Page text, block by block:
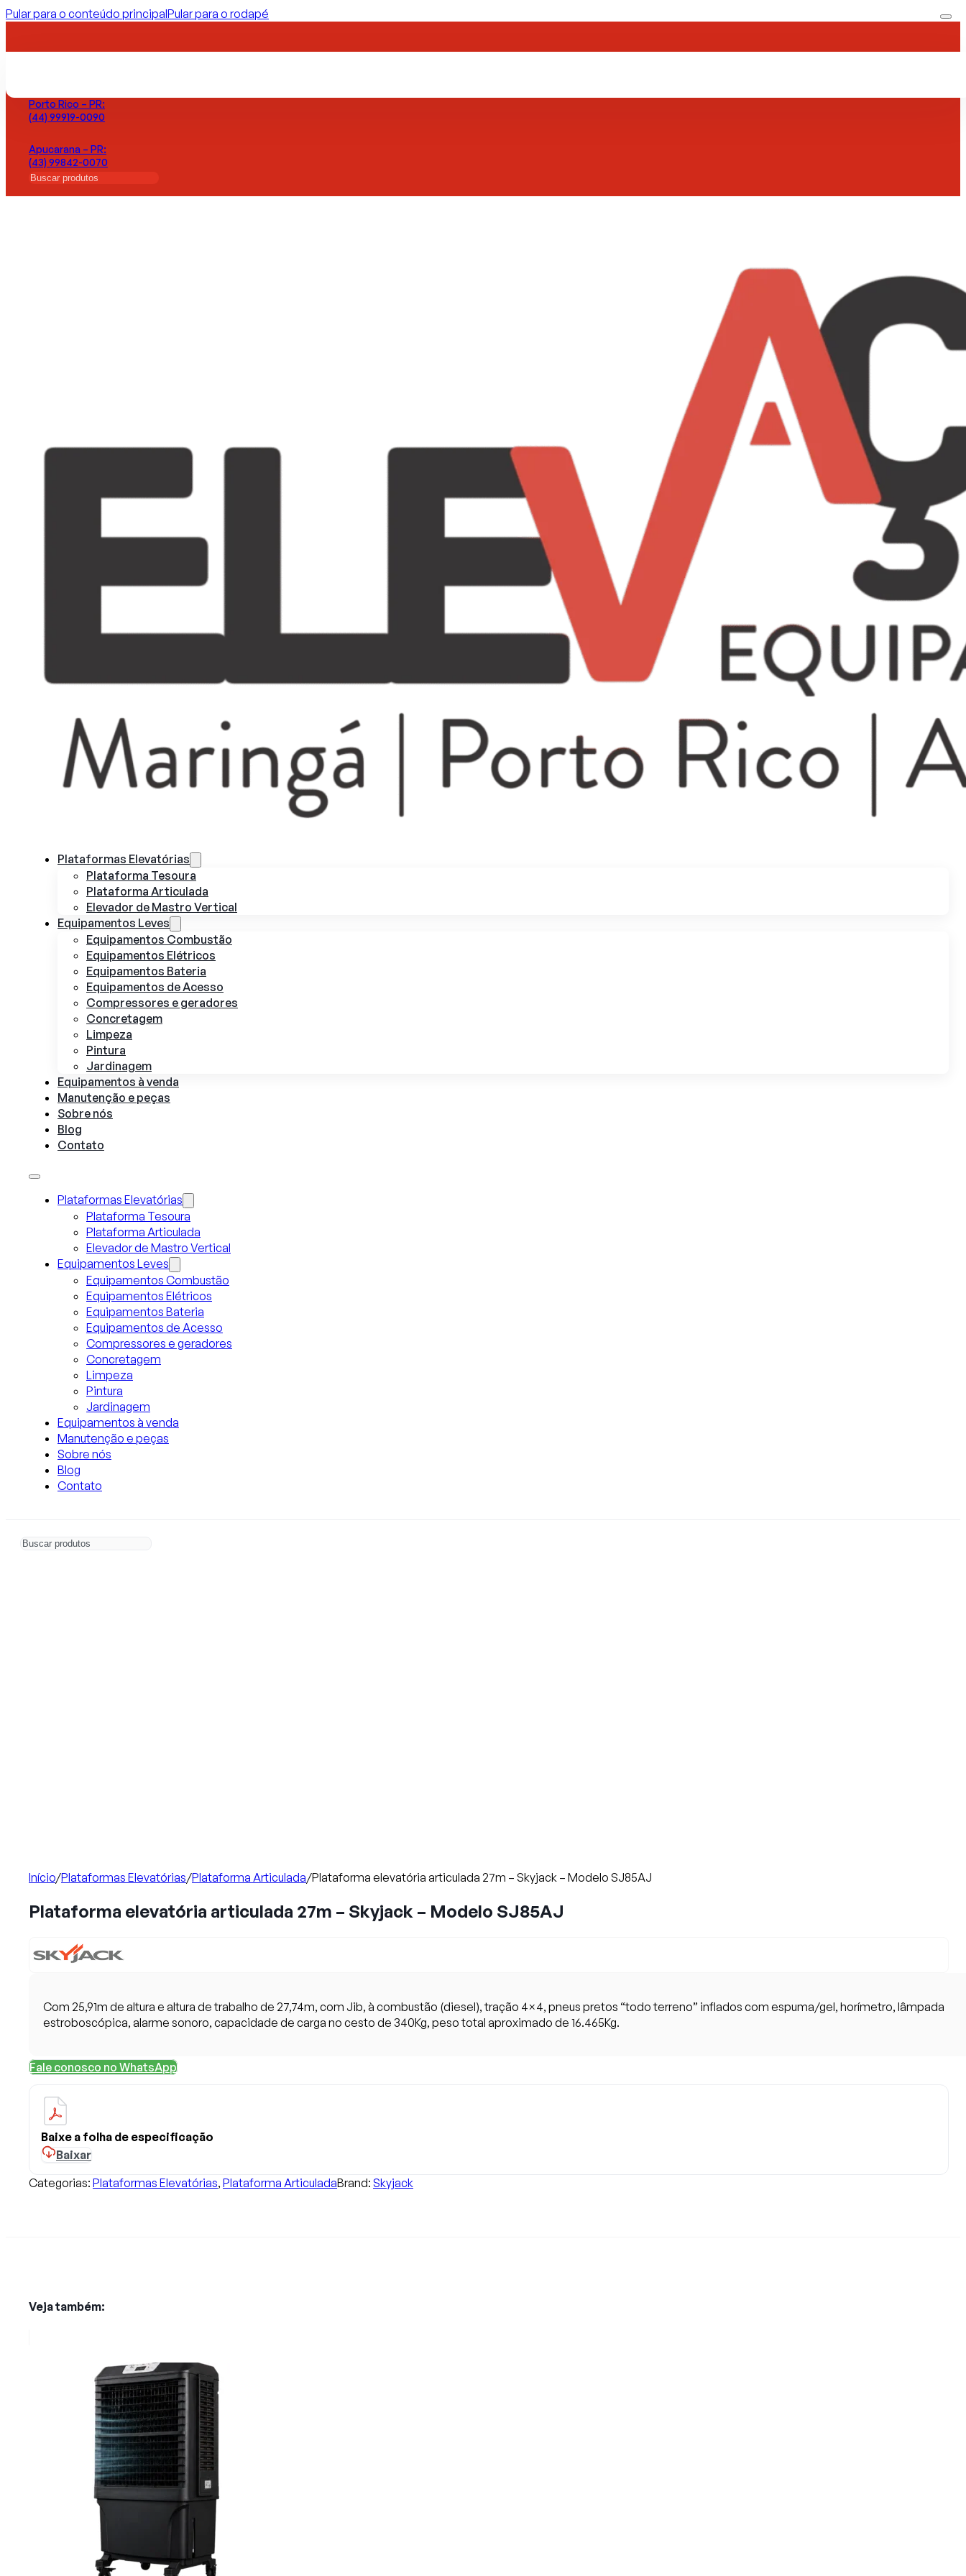
Pular para o conteúdo principalPular para o rodapé
Porto Rico – PR:
(44) 99919-0090
Apucarana – PR:
(43) 99842-0070
Plataformas Elevatórias
Plataforma Tesoura
Plataforma Articulada
Elevador de Mastro Vertical
Equipamentos Leves
Equipamentos Combustão
Equipamentos Elétricos
Equipamentos Bateria
Equipamentos de Acesso
Compressores e geradores
Concretagem
Limpeza
Pintura
Jardinagem
Equipamentos à venda
Manutenção e peças
Sobre nós
Blog
Contato
Plataformas Elevatórias
Plataforma Tesoura
Plataforma Articulada
Elevador de Mastro Vertical
Equipamentos Leves
Equipamentos Combustão
Equipamentos Elétricos
Equipamentos Bateria
Equipamentos de Acesso
Compressores e geradores
Concretagem
Limpeza
Pintura
Jardinagem
Equipamentos à venda
Manutenção e peças
Sobre nós
Blog
Contato
Início/Plataformas Elevatórias/Plataforma Articulada/Plataforma elevatória articulada 27m – Skyjack – Modelo SJ85AJ
Plataforma elevatória articulada 27m – Skyjack – Modelo SJ85AJ
Com 25,91m de altura e altura de trabalho de 27,74m, com Jib, à combustão (diesel), tração 4×4, pneus pretos “todo terreno” inflados com espuma/gel, horímetro, lâmpada
estroboscópica, alarme sonoro, capacidade de carga no cesto de 340Kg, peso total aproximado de 16.465Kg.
Fale conosco no WhatsApp
Baixe a folha de especificação
Baixar
Categorias: Plataformas Elevatórias, Plataforma ArticuladaBrand: Skyjack
Veja também: